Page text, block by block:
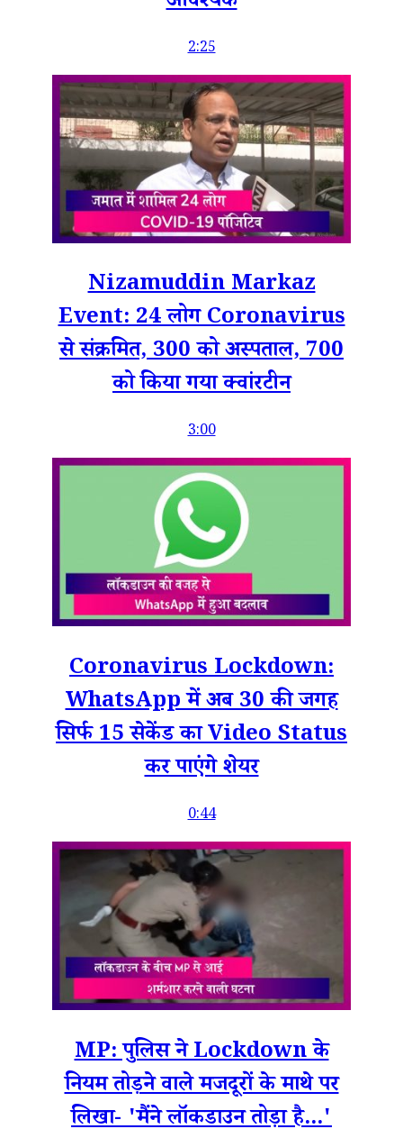
2:25
Nizamuddin Markaz
Event: 24 लोग Coronavirus
से संक्रमित, 300 को अस्पताल, 700
को किया गया क्वांरटीन
3:00
Coronavirus Lockdown:
WhatsApp में अब 30 की जगह
सिर्फ 15 सेकेंड का Video Status
कर पाएंगे शेयर
0:44
MP: पुलिस ने Lockdown के
नियम तोड़ने वाले मजदूरों के माथे पर
लिखा- 'मैंने लॉकडाउन तोड़ा है...'